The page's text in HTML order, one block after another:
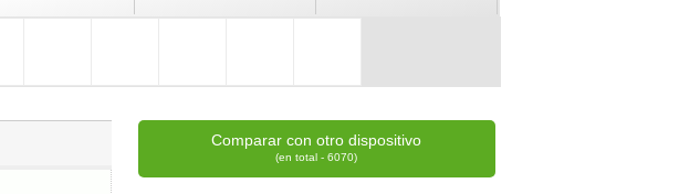
Comparar con otro dispositivo
(en total - 6070)